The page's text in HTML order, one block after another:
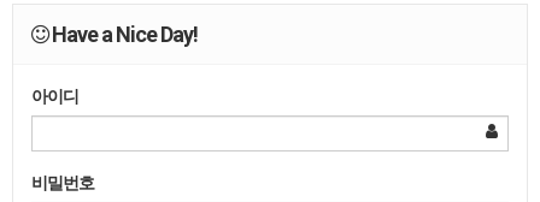
Have a Nice Day!
아이디
비밀번호